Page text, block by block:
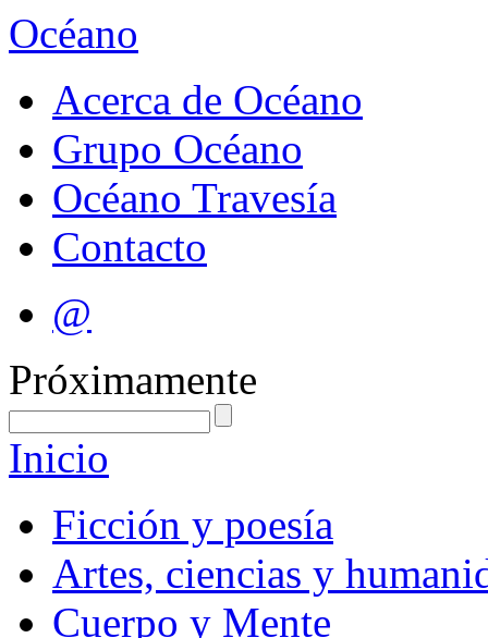
Océano
Acerca de Océano
Grupo Océano
Océano Travesía
Contacto
@
Próximamente
Inicio
Ficción y poesía
Artes, ciencias y
Cuerpo y Mente